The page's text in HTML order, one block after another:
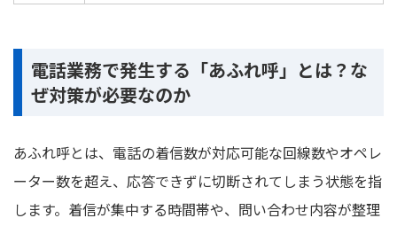
電話業務で発生する「あふれ呼」とは？な
ぜ対策が必要なのか
あふれ呼とは、電話の着信数が対応可能な回線数やオペレ
ーター数を超え、応答できずに切断されてしまう状態を指
します。着信が集中する時間帯や、問い合わせ内容が整理